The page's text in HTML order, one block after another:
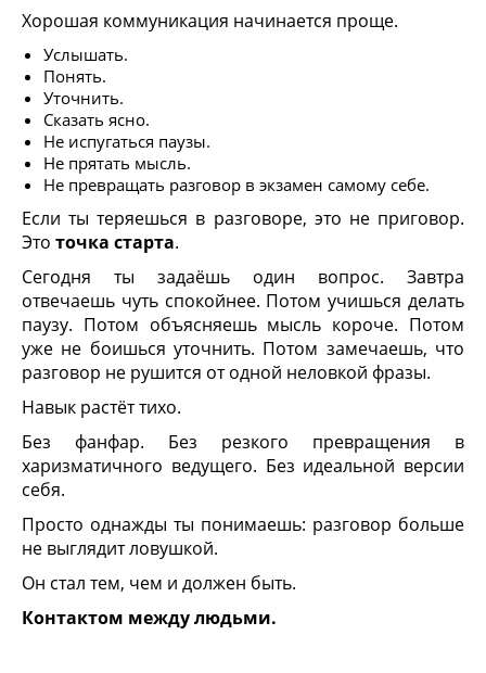
Хорошая коммуникация начинается проще.
Услышать.
Понять.
Уточнить.
Сказать ясно.
Не испугаться паузы.
Не прятать мысль.
Не превращать разговор в экзамен самому себе.
Если ты теряешься в разговоре, это не приговор.
Это точка старта.
Сегодня ты задаёшь один вопрос. Завтра
отвечаешь чуть спокойнее. Потом учишься делать
паузу. Потом объясняешь мысль короче. Потом
уже не боишься уточнить. Потом замечаешь, что
разговор не рушится от одной неловкой фразы.
Навык растёт тихо.
Без фанфар. Без резкого превращения в
харизматичного ведущего. Без идеальной версии
себя.
Просто однажды ты понимаешь: разговор больше
не выглядит ловушкой.
Он стал тем, чем и должен быть.
Контактом между людьми.